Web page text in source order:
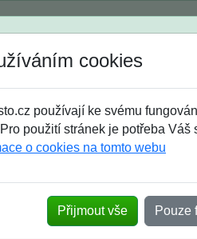
Jak si vybrat
střední maturanti soutěže
po skutečných
cookies
používají ke svému
použití stránek je potřeba Váš
o cookies na tomto webu
Přijmout vše Pouze